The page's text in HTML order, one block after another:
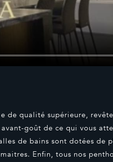
de qualité supérieure,
goût de ce qui vous
de bains sont dotées de
Enfin, tous nos